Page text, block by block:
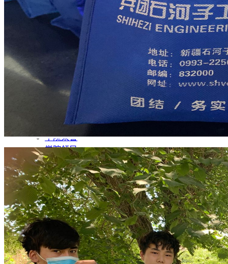
厚 德 重 技
公开指南
公开制度
公开年报
学院简介
学院荣誉
学院领导
学院景观
学院视频
组织机构
党政管理机构
教育教学机构
教学辅助机构
群团组织
教育教学
师资队伍